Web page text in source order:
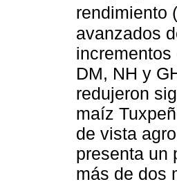
rendimiento (
avanzados
DM, NH y
redujeron
maíz
de vista
presenta un
más de dos